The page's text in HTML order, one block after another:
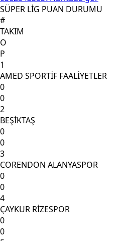
SÜPER LİG PUAN DURUMU
#
TAKIM
O
P
1
AMED SPORTİF FAALİYETLER
0
0
2
BEŞİKTAŞ
0
0
3
CORENDON ALANYASPOR
0
0
4
ÇAYKUR RİZESPOR
0
0